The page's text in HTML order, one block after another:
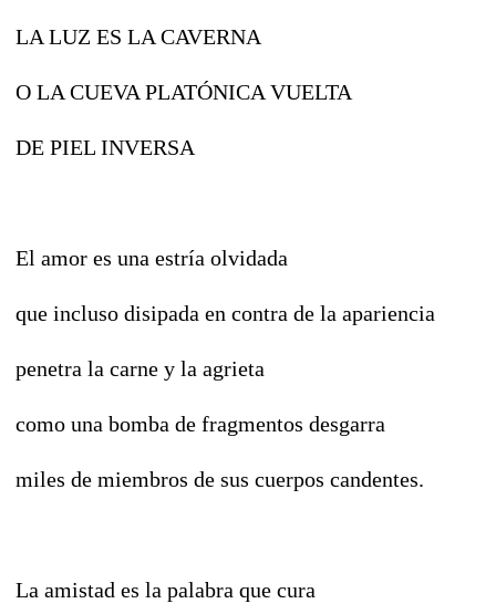
LA LUZ ES LA CAVERNA
O LA CUEVA PLATÓNICA VUELTA
DE PIEL INVERSA
El amor es una estría olvidada
que incluso disipada en contra de la apariencia
penetra la carne y la agrieta
como una bomba de fragmentos desgarra
miles de miembros de sus cuerpos candentes.
La amistad es la palabra que cura